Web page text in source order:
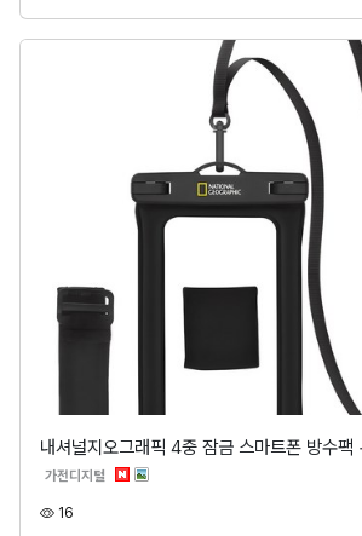
내셔널지오그래픽 4중 잠금 스마트폰 방수
가전디지털 분류
16